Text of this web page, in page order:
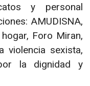
y personal
AMUDISNA,
Foro Miran,
violencia sexista,
la dignidad y